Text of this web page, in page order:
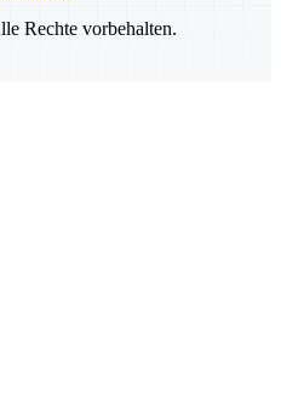
Rechte vorbehalten.